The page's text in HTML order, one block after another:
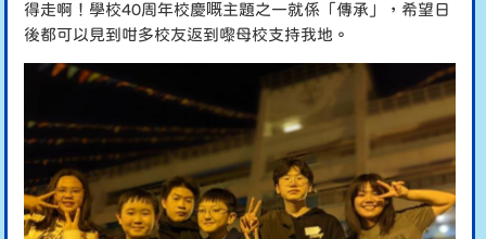
得走啊！學校40周年校慶嘅主題之一就係「傳承」，希望日
後都可以見到咁多校友返到嚟母校支持我地。